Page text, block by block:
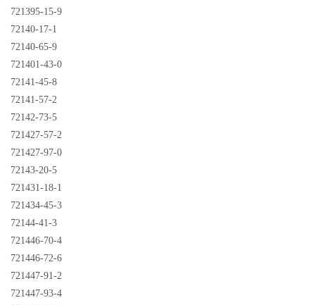
721395-15-9
72140-17-1
72140-65-9
721401-43-0
72141-45-8
72141-57-2
72142-73-5
721427-57-2
721427-97-0
72143-20-5
721431-18-1
721434-45-3
72144-41-3
721446-70-4
721446-72-6
721447-91-2
721447-93-4